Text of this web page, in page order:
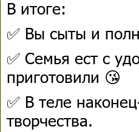
В итоге:
✅ Вы сыты и
✅ Семья ест с
приготовили 😘
✅ В теле
творчества.